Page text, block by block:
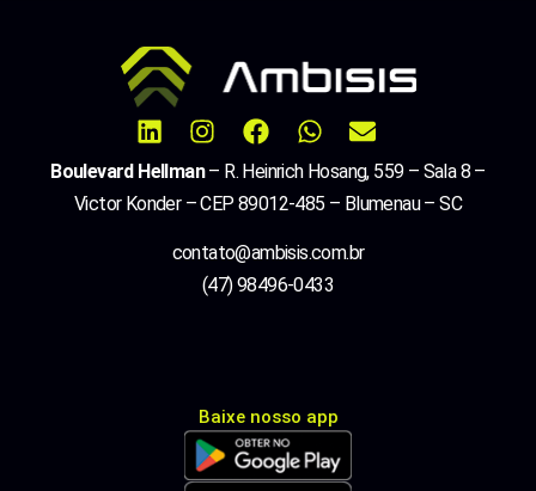
Boulevard Hellman– R. Heinrich Hosang, 559 – Sala 8 –
Victor Konder – CEP 89012-485 – Blumenau – SC
contato@ambisis.com.br
(47) 98496-0433
Baixe nosso app